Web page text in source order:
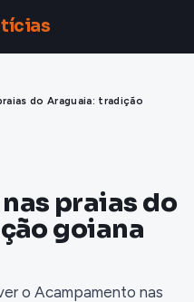
do Araguaia: tradição
praias do
goiana
o Acampamento nas